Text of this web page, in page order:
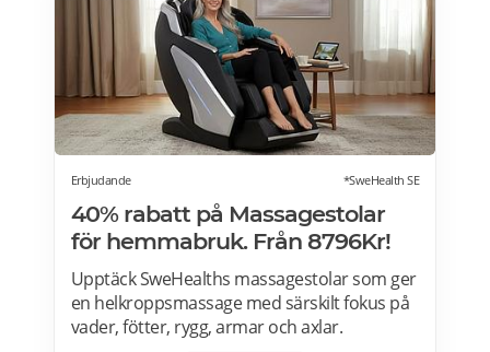
Erbjudande *SweHealth SE
40% rabatt på Massagestolar
för hemmabruk. Från 8796Kr!
Upptäck SweHealths massagestolar som ger
en helkroppsmassage med särskilt fokus på
vader, fötter, rygg, armar och axlar.